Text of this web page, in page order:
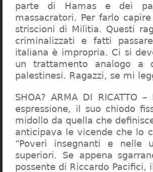
parte di Hamas e dei
massacratori. Per farlo
striscioni di Militia. Questi
criminalizzati e fatti
italiana è impropria. Ci si
un trattamento analogo a
palestinesi. Ragazzi, se mi
SHOA? ARMA DI RICATTO
espressione, il suo chiodo
midollo da quella che
anticipava le vicende che lo
“Poveri insegnanti e nelle
superiori. Se appena
possente di Riccardo